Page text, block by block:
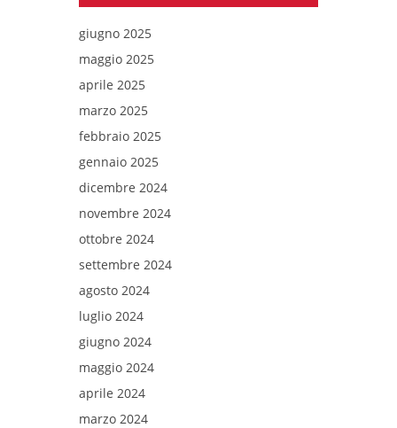
giugno 2025
maggio 2025
aprile 2025
marzo 2025
febbraio 2025
gennaio 2025
dicembre 2024
novembre 2024
ottobre 2024
settembre 2024
agosto 2024
luglio 2024
giugno 2024
maggio 2024
aprile 2024
marzo 2024